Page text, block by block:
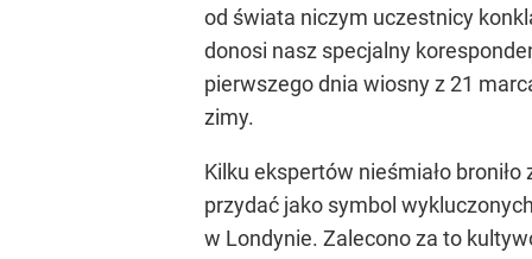
od świata niczym uczestnicy
donosi nasz specjalny
pierwszego dnia wiosny z 21
zimy.
Kilku ekspertów nieśmiało
przydać jako symbol
w Londynie. Zalecono za to